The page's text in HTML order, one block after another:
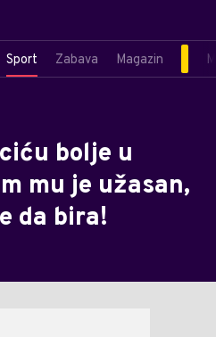
Sport Zabava Magazin
bolje u
mu je užasan,
da bira!